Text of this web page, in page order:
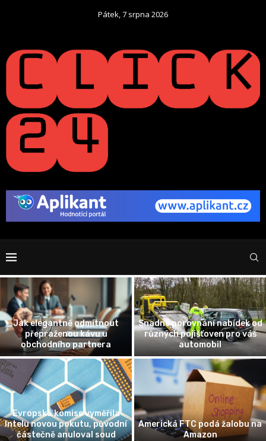
Pátek, 7 srpna 2026
Jak elegantně odmítnout
přepraženou kávu u
obchodního partnera
Snadné porovnání nabídek od
různých pojišťoven pro váš
automobil
Evropská komise vyměřila
Intelu novou pokutu, původní
částečně anuloval soud
Americká FTC podá žalobu na
Amazon